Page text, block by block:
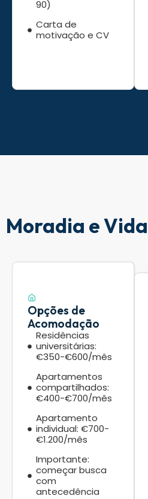
90)
Carta de
motivação e CV
Moradia e
Opções de
Acomodação
Residências
universitárias:
€350-€600/mês
Apartamentos
compartilhados:
€400-€700/mês
Apartamento
individual: €700-
€1.200/mês
Importante:
começar busca
com
antecedência